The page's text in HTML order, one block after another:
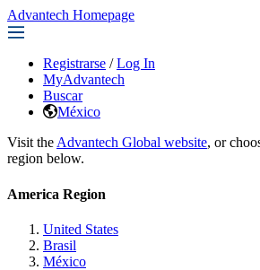
Advantech Homepage
Registrarse / Log In
MyAdvantech
Buscar
México
Visit the Advantech Global website, or
region below.
America Region
United States
Brasil
México